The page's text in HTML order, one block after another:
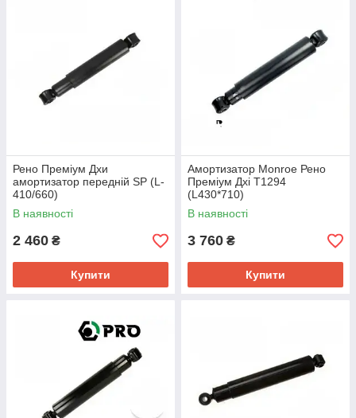
Рено Преміум Дхи
амортизатор передній SP (L-
410/660)
В наявності
2 460 ₴
Купити
Амортизатор Monroe Рено
Преміум Дхі T1294
(L430*710)
В наявності
3 760 ₴
Купити